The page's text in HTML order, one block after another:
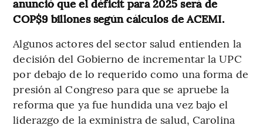
anunció que el déficit para 2025 será de
COP$9 billones según cálculos de ACEMI.
Algunos actores del sector salud entienden la
decisión del Gobierno de incrementar la UPC
por debajo de lo requerido como una forma de
presión al Congreso para que se apruebe la
reforma que ya fue hundida una vez bajo el
liderazgo de la exministra de salud, Carolina